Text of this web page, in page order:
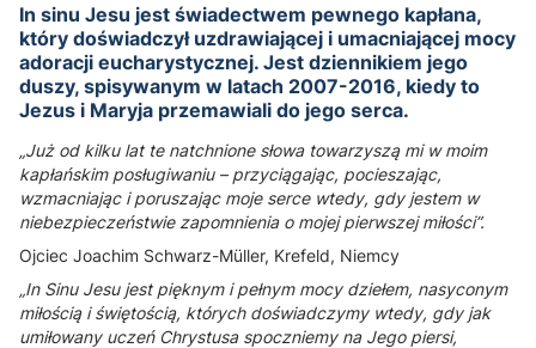
In sinu Jesu jest świadectwem pewnego kapłana,
który doświadczył uzdrawiającej i umacniającej mocy
adoracji eucharystycznej. Jest dziennikiem jego
duszy, spisywanym w latach 2007-2016, kiedy to
Jezus i Maryja przemawiali do jego serca.
„Już od kilku lat te natchnione słowa towarzyszą mi w moim
kapłańskim posługiwaniu – przyciągając, pocieszając,
wzmacniając i poruszając moje serce wtedy, gdy jestem w
niebezpieczeństwie zapomnienia o mojej pierwszej miłości”.
Ojciec Joachim Schwarz-Müller, Krefeld, Niemcy
„In Sinu Jesu jest pięknym i pełnym mocy dziełem, nasyconym
miłością i świętością, których doświadczymy wtedy, gdy jak
umiłowany uczeń Chrystusa spoczniemy na Jego piersi,